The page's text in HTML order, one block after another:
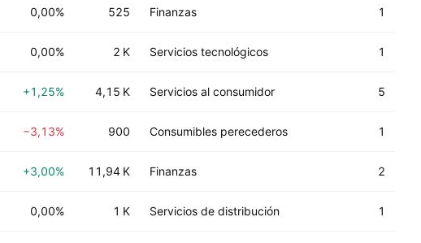
0,00% 525 Finanzas 1
0,00% 2 K Servicios tecnológicos 1
+1,25% 4,15 K Servicios al consumidor 5
−3,13% 900 Consumibles perecederos 1
+3,00% 11,94 K Finanzas 2
0,00% 1 K Servicios de distribución 1